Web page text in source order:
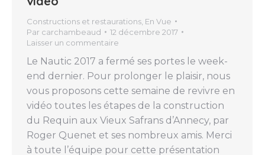
Constructions et restaurations En Vue
Par carchambeaud
12 décembre 2017
Laisser un commentaire
Le Nautic 2017 a fermé ses portes le week-
end dernier. Pour prolonger le plaisir, nous
vous proposons cette semaine de revivre en
vidéo toutes les étapes de la construction
du Requin aux Vieux Safrans d’Annecy, par
Roger Quenet et ses nombreux amis. Merci
à toute l’équipe pour cette présentation